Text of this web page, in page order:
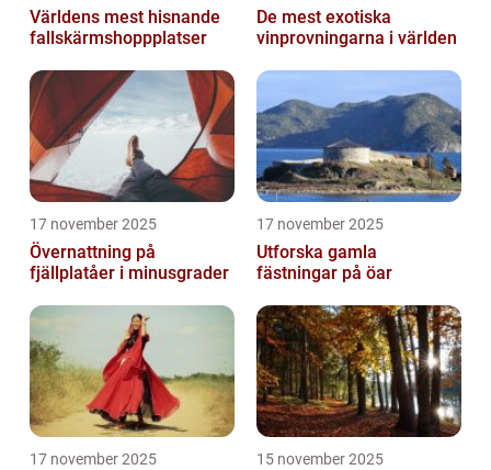
Världens mest hisnande
fallskärmshoppplatser
De mest exotiska
vinprovningarna i världen
17 november 2025
Övernattning på
fjällplatåer i minusgrader
17 november 2025
Utforska gamla
fästningar på öar
17 november 2025 15 november 2025